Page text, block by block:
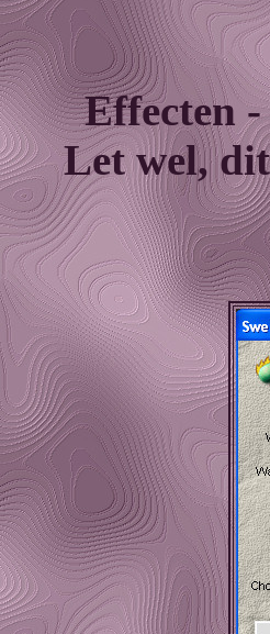
Effecten
Let wel,